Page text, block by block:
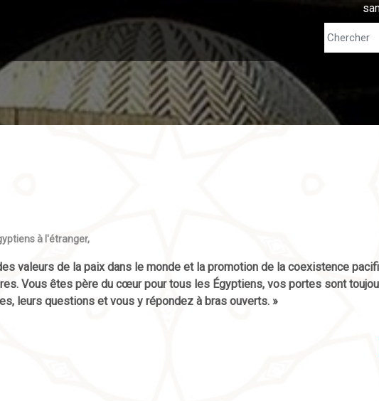
à l'étranger,
valeurs de la paix dans le monde et la promotion de la coexistence
Vous êtes père du cœur pour tous les Égyptiens, vos portes sont
leurs questions et vous y répondez à bras ouverts. »